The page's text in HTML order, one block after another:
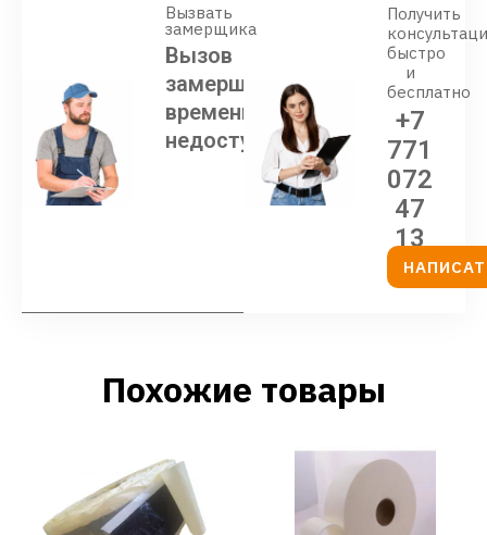
Вызвать
замерщика
Вызов
замерщика
временно
недоступен
Получить
быстро
и
бесплатно
+7
771
072
47
13
Похожие товары